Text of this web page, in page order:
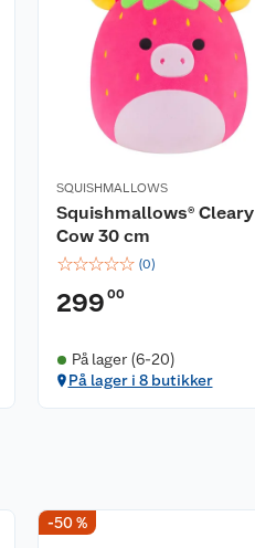
SQUISHMALLOWS
Squishmallows® Cleary
Cow 30 cm
☆☆☆☆☆ (0)
299 00
På lager (6-20)
På lager i 8 butikker
-50 %